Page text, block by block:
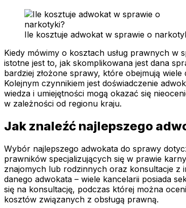
Ile kosztuje adwokat w sprawie o
Kiedy mówimy o kosztach usług prawnych w
istotne jest to, jak skomplikowana jest dana
bardziej złożone sprawy, które obejmują
Kolejnym czynnikiem jest doświadczenie
wiedza i umiejętności mogą okazać się
w zależności od regionu kraju.
Jak znaleźć najlepszego
Wybór najlepszego adwokata do sprawy
prawników specjalizujących się w prawie
znajomych lub rodzinnych oraz konsultacje z
danego adwokata – wiele kancelarii posiada
się na konsultację, podczas której można
kosztów związanych z obsługą prawną.